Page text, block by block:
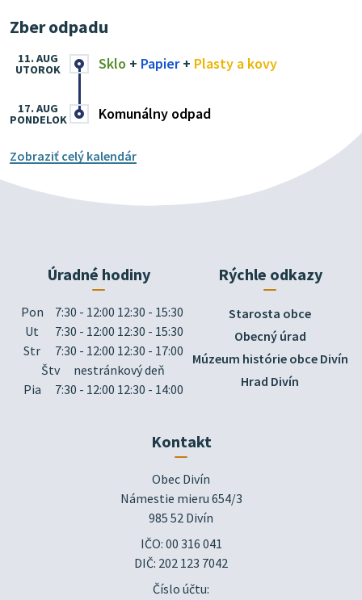
Zber odpadu
Sklo + Papier+ Plasty a kovy
11. AUG
UTOROK
Komunálny odpad
17. AUG
PONDELOK
Zobraziť celý kalendár
Úradné hodiny
Pon
7:30 - 12:00 12:30 - 15:30
Ut
7:30 - 12:00 12:30 - 15:30
Str
7:30 - 12:00 12:30 - 17:00
Štv
nestránkový deň
Pia
7:30 - 12:00 12:30 - 14:00
Rýchle odkazy
Starosta obce
Obecný úrad
Múzeum histórie obce Divín
Hrad Divín
Kontakt
Obec Divín
Námestie mieru 654/3
985 52 Divín
IČO: 00 316 041
DIČ: 202 123 7042
Číslo účtu: